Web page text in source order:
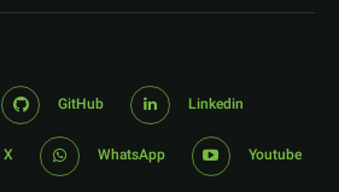
GitHub Linkedin
X WhatsApp Youtube